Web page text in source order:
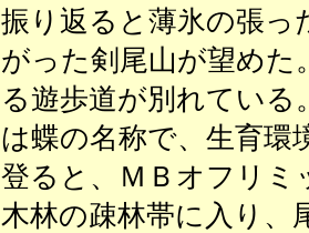
振り返ると薄氷の張っ
がった剣尾山が望め
る遊歩道が別れてい
は蝶の名称で、生育環
登ると、ＭＢオフリ
木林の疎林帯に入り、